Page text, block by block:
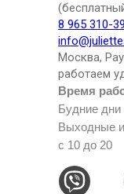
Время
Будние дни
Выходные
с 10 до 20
8 965 310-
Москва,
работаем